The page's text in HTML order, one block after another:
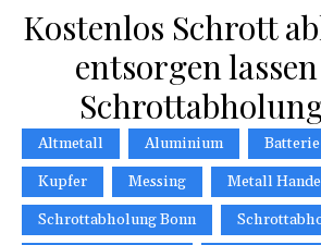
Kostenlos Schrott
entsorgen
Altmetall Aluminium Batterie
Kupfer
Messing Metall
Schrottabholung Bonn